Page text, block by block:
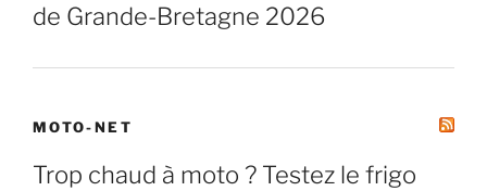
de Grande-Bretagne 2026
MOTO-NET
Trop chaud à moto ? Testez le frigo